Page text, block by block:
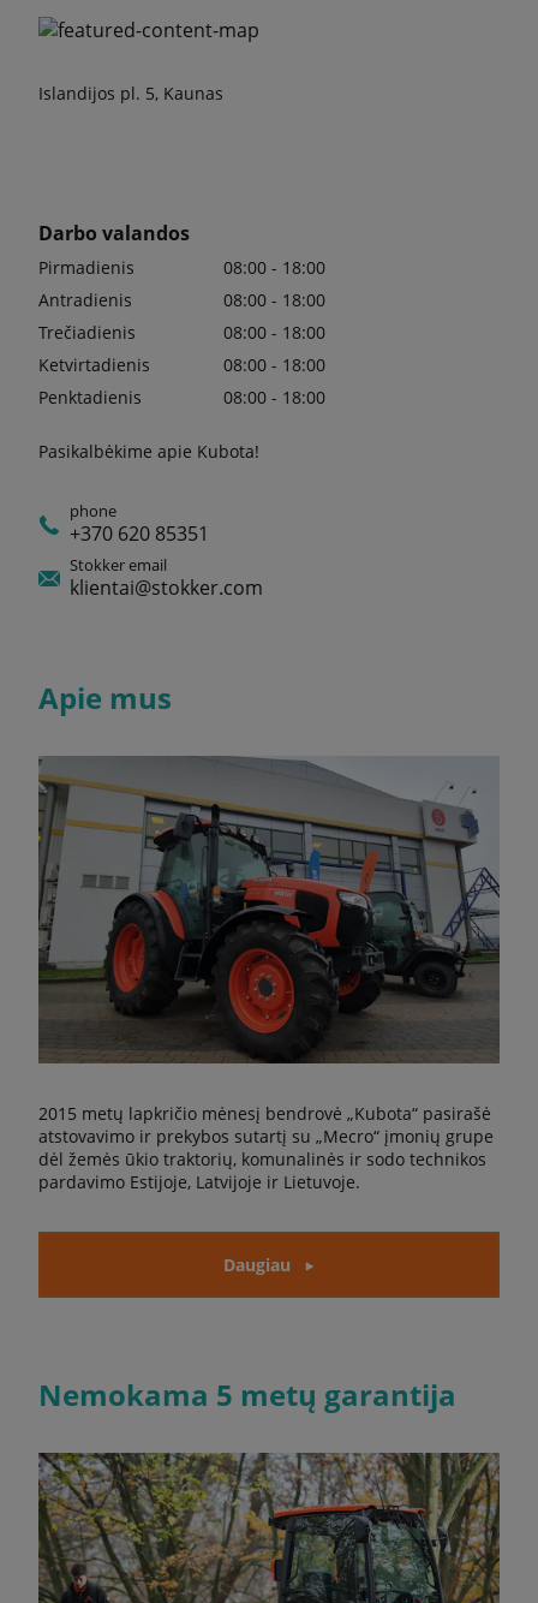
Islandijos pl. 5, Kaunas
Darbo valandos
Pirmadienis
08:00 - 18:00
Antradienis
08:00 - 18:00
Trečiadienis
08:00 - 18:00
Ketvirtadienis
08:00 - 18:00
Penktadienis
08:00 - 18:00
Pasikalbėkime apie Kubota!
phone
+370 620 85351
Stokker email
klientai@stokker.com
Apie mus
2015 metų lapkričio mėnesį bendrovė „Kubota“ pasirašė
atstovavimo ir prekybos sutartį su „Mecro“ įmonių grupe
dėl žemės ūkio traktorių, komunalinės ir sodo technikos
pardavimo Estijoje, Latvijoje ir Lietuvoje.
Daugiau
Nemokama 5 metų garantija